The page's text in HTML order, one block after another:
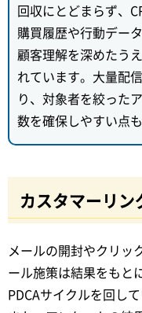
回収にとどまらず、
購買履歴や行動デー
顧客理解を深めたう
れています。大量配
り、対象者を絞った
数を確保しやすい点
カスタマーリン
メールの開封やクリッ
ール施策は結果をもと
PDCAサイクルを回し